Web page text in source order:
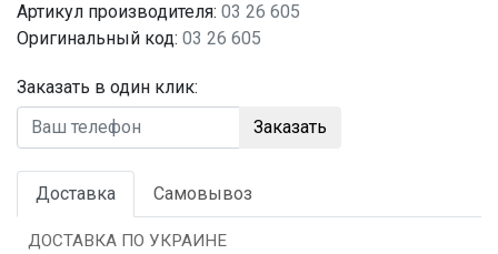
Артикул производителя: 03 26 605
Оригинальный код: 03 26 605
Заказать в один клик:
Заказать
Доставка Самовывоз
ДОСТАВКА ПО УКРАИНЕ